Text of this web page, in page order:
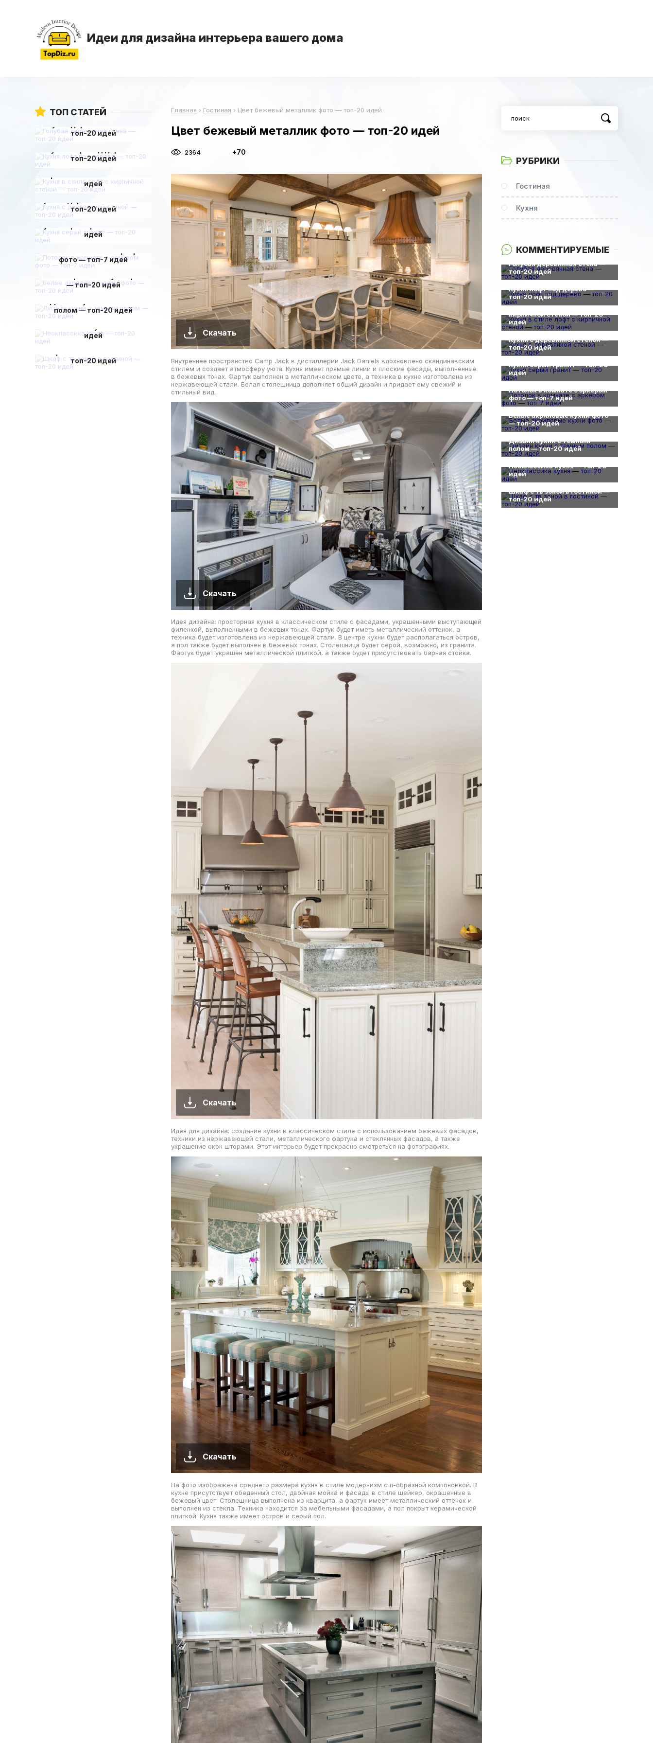
Идеи для дизайна интерьера вашего дома
Главная › Гостиная › Цвет бежевый металлик фото — топ-20 идей
Цвет бежевый металлик фото — топ-20 идей
2364 +70
Скачать
Внутреннее пространство Camp Jack в дистиллерии Jack Daniels вдохновлено скандинавским
стилем и создает атмосферу уюта. Кухня имеет прямые линии и плоские фасады, выполненные
в бежевых тонах. Фартук выполнен в металлическом цвете, а техника в кухне изготовлена из
нержавеющей стали. Белая столешница дополняет общий дизайн и придает ему свежий и
стильный вид.
Скачать
Идея дизайна: просторная кухня в классическом стиле с фасадами, украшенными выступающей
филенкой, выполненными в бежевых тонах. Фартук будет иметь металлический оттенок, а
техника будет изготовлена из нержавеющей стали. В центре кухни будет располагаться остров,
а пол также будет выполнен в бежевых тонах. Столешница будет серой, возможно, из гранита.
Фартук будет украшен металлической плиткой, а также будет присутствовать барная стойка.
Скачать
Идея для дизайна: создание кухни в классическом стиле с использованием бежевых фасадов,
техники из нержавеющей стали, металлического фартука и стеклянных фасадов, а также
украшение окон шторами. Этот интерьер будет прекрасно смотреться на фотографиях.
Скачать
На фото изображена среднего размера кухня в стиле модернизм с п-образной компоновкой. В
кухне присутствует обеденный стол, двойная мойка и фасады в стиле шейкер, окрашенные в
бежевый цвет. Столешница выполнена из кварцита, а фартук имеет металлический оттенок и
выполнен из стекла. Техника находится за мебельными фасадами, а пол покрыт керамической
плиткой. Кухня также имеет остров и серый пол.
ТОП СТАТЕЙ
топ-20 идей
топ-20 идей
идей
топ-20 идей
идей
фото — топ-7 идей
— топ-20 идей
полом — топ-20 идей
идей
топ-20 идей
РУБРИКИ
Гостиная
Кухня
КОММЕНТИРУЕМЫЕ
Голубая деревянная стена —
топ-20 идей
0
Кухня лофт под дерево —
топ-20 идей
Кухня в стиле лофт с
кирпичной стеной — топ-20
идей
0
Кухня с деревянной стеной —
топ-20 идей
Кухня серый гранит — топ-20
идей
Потолок в комнате с эркером
фото — топ-7 идей
Белые акриловые кухни фото
— топ-20 идей
Дизайн кухни с темным
полом — топ-20 идей
Неоклассика кухня — топ-20
идей
Шкаф с тв зоной в гостиной —
топ-20 идей